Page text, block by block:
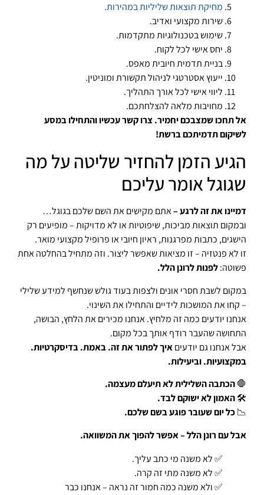
מחיקת תוצאות שליליות במהירות.
שירות מקצועי ואדיב.
שימוש בטכנולוגיות מתקדמות.
יחס אישי לכל לקוח.
בניית תדמית חיובית מאפס.
ייעוץ אסטרטגי לניהול תקשורת ומוניטין.
ליווי אישי לכל אורך התהליך.
מחויבות מלאה להצלחתכם.
אל תחכו שמצבכם יחמיר. צרו קשר עכשיו והתחילו במסע
לשיקום תדמיתכם ברשת!
הגיע הזמן להחזיר שליטה על מה
שגוגל אומר עליכם
דמיינו את זה לרגע –אתם מקישים את השם שלכם בגוגל…
ובמקום תוצאות מביכות, שיפוטיות או לא מדויקות – מופיעים רק
הישגים, כתבות מפרגנות, ראיון חיובי או פרופיל מקצועי מואר.
זו לא פנטזיה – זו מציאות שאפשר ליצור. וזה מתחיל בהחלטה אחת
פשוטה:לפנות לרונן הלל.
במקום לשבת חסרי אונים ולצפות בעוד גולש שנחשף למידע שלילי
– קחו את המושכות לידיים והתחילו את השינוי.
אנחנו יודעים כמה זה מלחיץ. אנחנו מכירים את הלחץ, הבושה,
התחושה שהעבר רודף אותך בכל מקום.
אבל אנחנו גם יודעיםאיך לפתור את זה. באמת. בדיסקרטיות.
במקצועיות. וביעילות.
🛑הכתבה השלילית לא תיעלם מעצמה.
🛠️האמון לא ישוקם לבד.
📉כל יום שעובר פוגע בשם שלכם.
אבל עם רונן הלל – אפשר להפוך את המשוואה.
✅ לא משנה מי כתב עליך.
✅ לא משנה מתי זה קרה.
✅ ולא משנה כמה חמור זה נראה – אנחנו כבר